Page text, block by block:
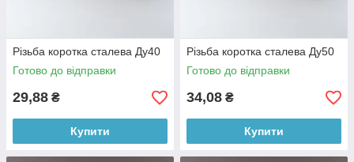
Різьба коротка сталева Ду40
Готово до відправки
29,88 ₴
Купити
Різьба коротка сталева Ду50
Готово до відправки
34,08 ₴
Купити